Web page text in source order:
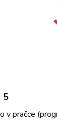
5
v pračce